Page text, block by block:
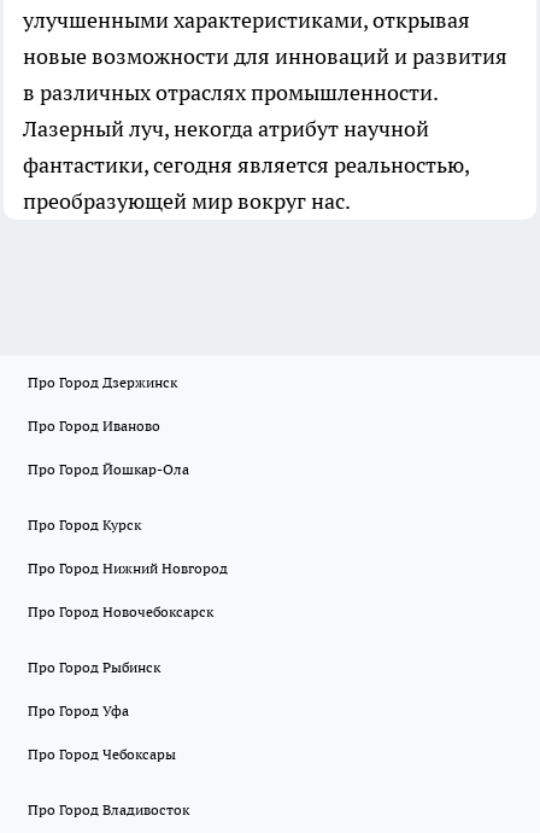
улучшенными характеристиками, открывая
новые возможности для инноваций и развития
в различных отраслях промышленности.
Лазерный луч, некогда атрибут научной
фантастики, сегодня является реальностью,
преобразующей мир вокруг нас.
Про Город Дзержинск
Про Город Иваново
Про Город Йошкар-Ола
Про Город Курск
Про Город Нижний Новгород
Про Город Новочебоксарск
Про Город Рыбинск
Про Город Уфа
Про Город Чебоксары
Про Город Владивосток